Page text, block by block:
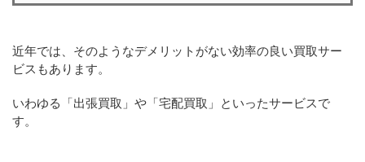
近年では、そのようなデメリットがない効率の良い買取サー
ビスもあります。
いわゆる「出張買取」や「宅配買取」といったサービスで
す。